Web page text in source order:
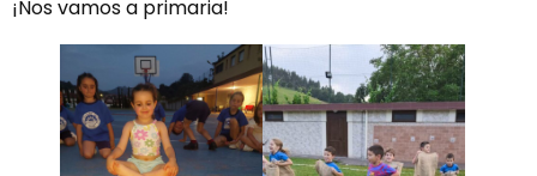
¡Nos vamos a primaria!